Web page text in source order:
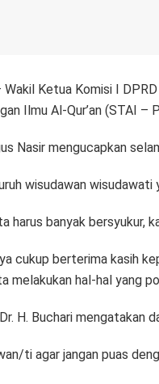
Wakil Ketua Komisi I
Ilmu Al-Qur’an (STAI
Nasir mengucapkan
wisudawan
harus banyak bersyukur,
cukup berterima kasih
melakukan hal-hal yang
H. Buchari mengatakan
ti agar jangan puas